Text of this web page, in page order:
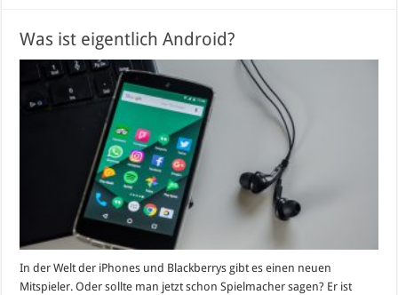
Was ist eigentlich Android?
In der Welt der iPhones und Blackberrys gibt es einen neuen
Mitspieler. Oder sollte man jetzt schon Spielmacher sagen? Er ist